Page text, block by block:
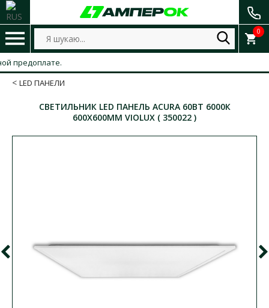
0
LED ПАНЕЛИ
СВЕТИЛЬНИК LED ПАНЕЛЬ ACURA 60ВТ 6000К
600Х600ММ VIOLUX ( 350022 )